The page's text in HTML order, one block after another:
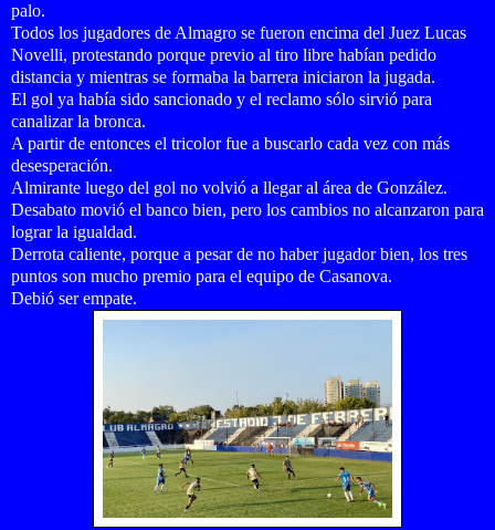
palo.
Todos los jugadores de Almagro se fueron encima del Juez Lucas
Novelli, protestando porque previo al tiro libre habían pedido
distancia y mientras se formaba la barrera iniciaron la jugada.
El gol ya había sido sancionado y el reclamo sólo sirvió para
canalizar la bronca.
A partir de entonces el tricolor fue a buscarlo cada vez con más
desesperación.
Almirante luego del gol no volvió a llegar al área de González.
Desabato movió el banco bien, pero los cambios no alcanzaron para
lograr la igualdad.
Derrota caliente, porque a pesar de no haber jugador bien, los tres
puntos son mucho premio para el equipo de Casanova.
Debió ser empate.